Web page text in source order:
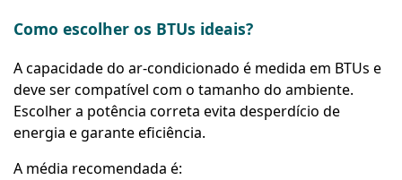
Como escolher os BTUs ideais?
A capacidade do ar-condicionado é medida em BTUs e
deve ser compatível com o tamanho do ambiente.
Escolher a potência correta evita desperdício de
energia e garante eficiência.
A média recomendada é: